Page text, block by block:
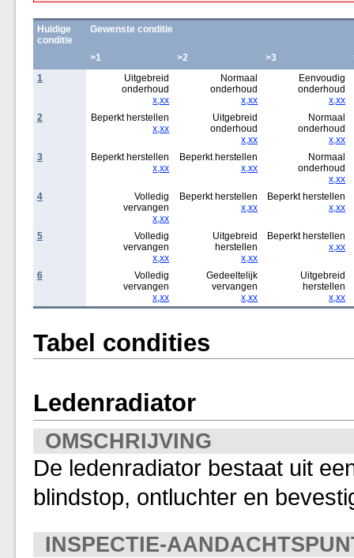
Huidige
conditie
Gewenste conditie
>1 >2 >3
1
Uitgebreid
onderhoud
x,xx
Normaal
onderhoud
x,xx
Eenvoudig
onderhoud
x,xx
2
Beperkt herstellen
x,xx
Uitgebreid
onderhoud
x,xx
Normaal
onderhoud
x,xx
3
Beperkt herstellen
x,xx
Beperkt herstellen
x,xx
Normaal
onderhoud
x,xx
4
Volledig
vervangen
x,xx
Beperkt herstellen
x,xx
Beperkt herstellen
x,xx
5
Volledig
vervangen
x,xx
Uitgebreid
herstellen
x,xx
Beperkt herstellen
x,xx
6
Volledig
vervangen
x,xx
Gedeeltelijk
vervangen
x,xx
Uitgebreid
herstellen
x,xx
Tabel condities
Ledenradiator
OMSCHRIJVING
De ledenradiator bestaat uit
blindstop, ontluchter en
INSPECTIE-